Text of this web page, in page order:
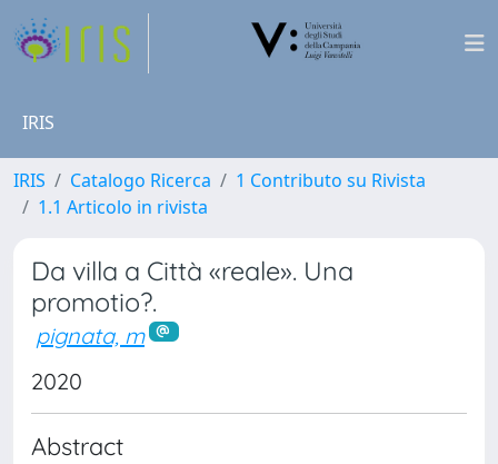
IRIS
IRIS Catalogo Ricerca
1 Contributo su Rivista
1.1 Articolo in rivista
Da villa a Città «reale». Una
promotio?.
pignata, m
2020
Abstract